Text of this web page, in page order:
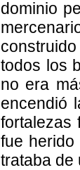
dominio
todos los
no era
encendió
fortalezas
fue
trataba de